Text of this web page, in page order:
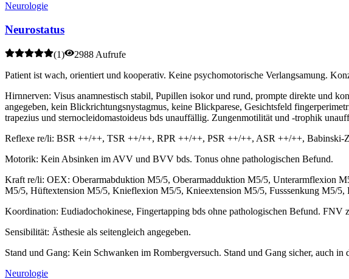
Neurologie
Neurostatus
(1)
2988 Aufrufe
Patient ist wach, orientiert und kooperativ. Keine psychomotorische Verlangsamung.
Hirnnerven: Visus anamnestisch stabil, Pupillen isokor und rund, prompte direkte und
angegeben, kein Blickrichtungsnystagmus, keine Blickparese, Gesichtsfeld
trapezius und sternocleidomastoideus bds unauffällig. Zungenmotilität und -trophik
Reflexe re/li: BSR ++/++, TSR ++/++, RPR ++/++, PSR ++/++, ASR ++/++, Babinski-
Motorik: Kein Absinken im AVV und BVV bds. Tonus ohne pathologischen Befund.
Kraft re/li: OEX: Oberarmabduktion M5/5, Oberarmadduktion M5/5, Unterarmflexion
M5/5, Hüftextension M5/5, Knieflexion M5/5, Knieextension M5/5, Fusssenkung M5/5,
Koordination: Eudiadochokinese, Fingertapping bds ohne pathologischen Befund.
Sensibilität: Ästhesie als seitengleich angegeben.
Stand und Gang: Kein Schwanken im Rombergversuch. Stand und Gang sicher, auch
Neurologie